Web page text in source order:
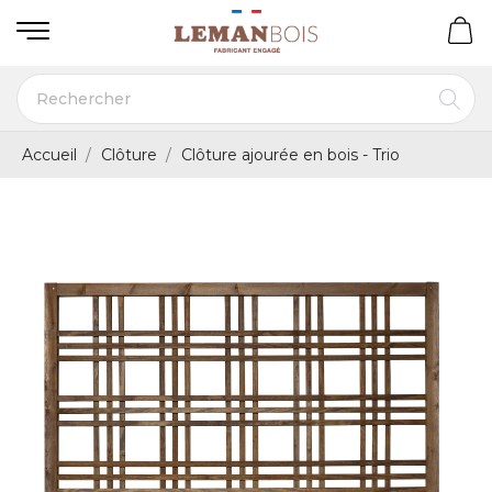
Accueil Clôture Clôture ajourée en bois - Trio